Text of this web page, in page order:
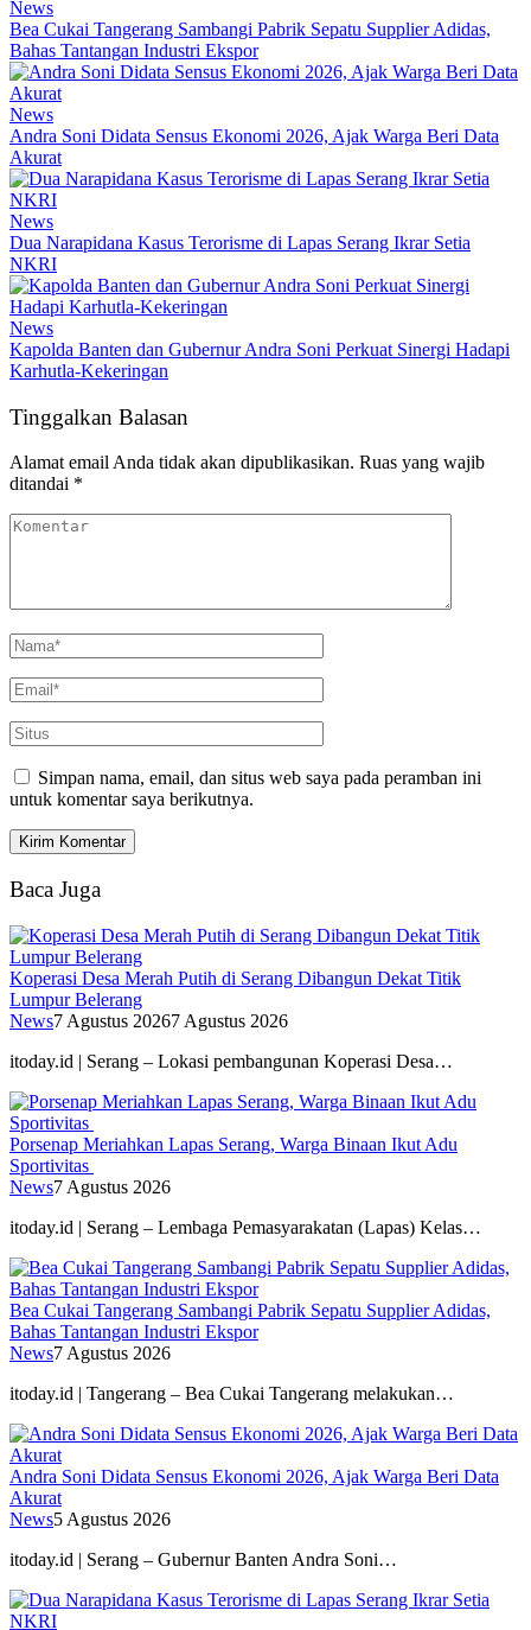
News
Bea Cukai Tangerang Sambangi Pabrik Sepatu Supplier Adidas,
Bahas Tantangan Industri Ekspor
News
Andra Soni Didata Sensus Ekonomi 2026, Ajak Warga Beri Data
Akurat
News
Dua Narapidana Kasus Terorisme di Lapas Serang Ikrar Setia
NKRI
News
Kapolda Banten dan Gubernur Andra Soni Perkuat Sinergi Hadapi
Karhutla-Kekeringan
Tinggalkan Balasan
Alamat email Anda tidak akan dipublikasikan. Ruas yang wajib
ditandai *
Simpan nama, email, dan situs web saya pada peramban ini
untuk komentar saya berikutnya.
Baca Juga
Koperasi Desa Merah Putih di Serang Dibangun Dekat Titik
Lumpur Belerang
News7 Agustus 20267 Agustus 2026
itoday.id | Serang – Lokasi pembangunan Koperasi Desa…
Porsenap Meriahkan Lapas Serang, Warga Binaan Ikut Adu
Sportivitas
News7 Agustus 2026
itoday.id | Serang – Lembaga Pemasyarakatan (Lapas) Kelas…
Bea Cukai Tangerang Sambangi Pabrik Sepatu Supplier Adidas,
Bahas Tantangan Industri Ekspor
News7 Agustus 2026
itoday.id | Tangerang – Bea Cukai Tangerang melakukan…
Andra Soni Didata Sensus Ekonomi 2026, Ajak Warga Beri Data
Akurat
News5 Agustus 2026
itoday.id | Serang – Gubernur Banten Andra Soni…